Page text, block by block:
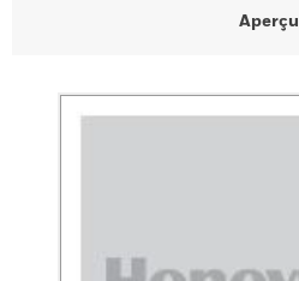
Aperçu